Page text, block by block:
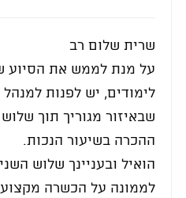
שרית שלום רב
על מנת לממש את הסיוע
לימודים, יש לפנות
שבאיזור מגוריך תוך
ההכרה בשיעור הנכות.
הואיל ובעניינך שלוש
לממונה על הכשרה